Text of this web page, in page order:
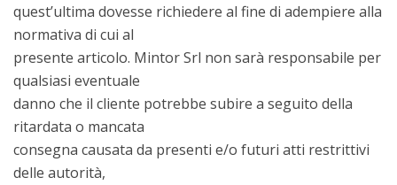
quest’ultima dovesse richiedere al fine di adempiere alla
normativa di cui al
presente articolo. Mintor Srl non sarà responsabile per
qualsiasi eventuale
danno che il cliente potrebbe subire a seguito della
ritardata o mancata
consegna causata da presenti e/o futuri atti restrittivi
delle autorità,